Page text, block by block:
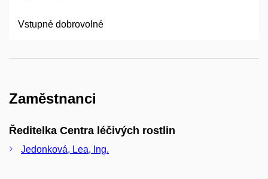
Vstupné dobrovolné
Zaměstnanci
Ředitelka Centra léčivých rostlin
Jedonková, Lea, Ing.